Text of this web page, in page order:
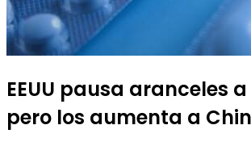
EEUU pausa aranceles
pero los aumenta a